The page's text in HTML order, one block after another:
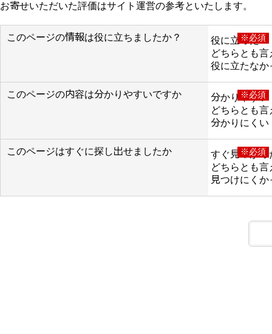
お寄せいただいた評価はサイト運営の参考といたします。
このページの情報は役に立ちましたか？ ※必須
役に立った
どちらとも言
役に立たなか
このページの内容は分かりやすいですか ※必須
分かりやすい
どちらとも言
分かりにくい
このページはすぐに探し出せましたか ※必須
すぐ見つかっ
どちらとも言
見つけにくか